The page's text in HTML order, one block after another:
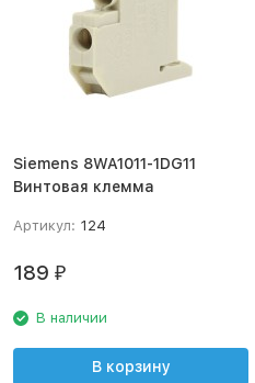
Siemens 8WA1011-1DG11
Винтовая клемма
Артикул: 124
189 ₽
В наличии
В корзину